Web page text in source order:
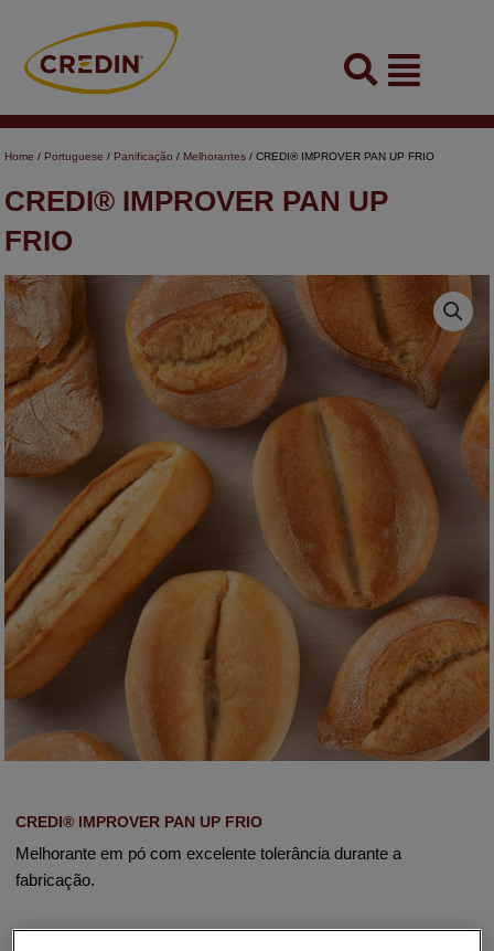
content
Flyout
Menu
Home / Portuguese / Panificação / Melhorantes / CREDI® IMPROVER PAN UP FRIO
CREDI® IMPROVER PAN UP
FRIO
CREDI® IMPROVER PAN UP FRIO
Melhorante em pó com excelente tolerância durante a
fabricação.
Benefícios: